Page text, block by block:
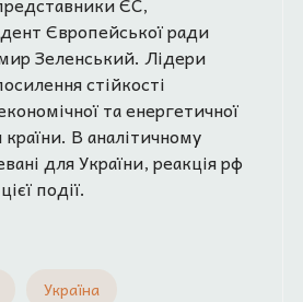
Європейської ради
Зеленський. Лідери
стійкості
та енергетичної
В аналітичному
для України, реакція рф
події.
Україна